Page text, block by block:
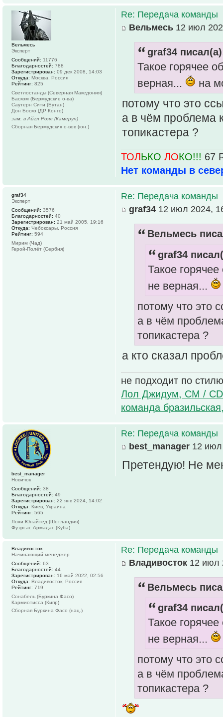
Re: Передача команды
Вельмесь 12 июл
graf34
Такое горячее
верная...
на
потому что это
а в чём проблема
топикастера ?
ТОЛЬКО ЛОКО!!! 67
Нет команды в
Вельмесь
Эксперт
Сообщений: 11776
Благодарностей: 788
Зарегистрирован: 09 дек 2008, 14:03
Откуда: Москва, Россия
Рейтинг: 825
Светлостанды (Северная Македония)
Баском (Бермудские о-ва)
Саутерн Сити (Бутан)
Дон Боско (ДР Конго)
зам. в Айгл Роял (Камерун)
Сборная Бермудских о-вов (юн.)
Re: Передача команды
graf34 12 июл 2024,
Вельмесь
graf34
Такое
не верная...
потому что это
а в чём
топикастера ?
а кто сказал
не подходит по
Лол Джидум, CM /
команда
graf34
Эксперт
Сообщений: 3576
Благодарностей: 40
Зарегистрирован: 21 май 2005, 19:16
Откуда: Чебоксары, Россия
Рейтинг: 594
Мирим (Чад)
Герой-Полёт (Сербия)
Re: Передача команды
best_manager 12 июл
Претендую! Не
best_manager
Новичок
Сообщений: 38
Благодарностей: 49
Зарегистрирован: 22 янв 2024, 14:02
Откуда: Киев, Украина
Рейтинг: 565
Лохи Юнайтед (Шотландия)
Фуэрсас Армадас (Куба)
Re: Передача команды
Владивосток 12 июл
Вельмесь
graf34
Такое
не верная...
потому что это
а в чём
топикастера ?
Владивосток
Начинающий менеджер
Сообщений: 63
Благодарностей: 44
Зарегистрирован: 16 май 2022, 02:56
Откуда: Владивосток, Россия
Рейтинг: 719
Сонабель (Буркина Фасо)
Кармиотисса (Кипр)
Сборная Буркина Фасо (нац.)